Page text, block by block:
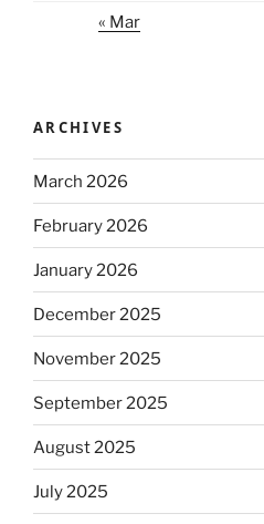
« Mar
ARCHIVES
March 2026
February 2026
January 2026
December 2025
November 2025
September 2025
August 2025
July 2025